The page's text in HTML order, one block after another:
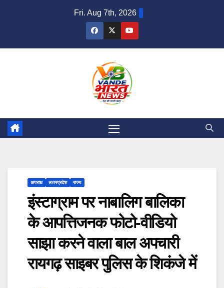
Fri. Aug 7th, 2026
अपराध उत्तरप्रदेश राज्य
इंस्टाग्राम पर नाबालिग बालिका
के आपत्तिजनक फोटो-वीडियो
साझा करने वाला बाल अपचारी
रायगढ़ साइबर पुलिस के शिकंजे में